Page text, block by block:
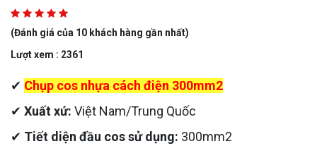
(Đánh giá của 10 khách hàng gần nhất)
Lượt xem : 2361
✔ Chụp cos nhựa cách điện 300mm2
✔ Xuất xứ: Việt Nam/Trung Quốc
✔ Tiết diện đầu cos sử dụng: 300mm2